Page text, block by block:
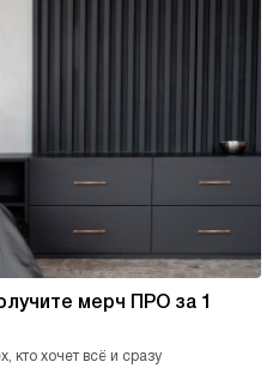
мерч ПРО за 1
кто хочет всё и сразу